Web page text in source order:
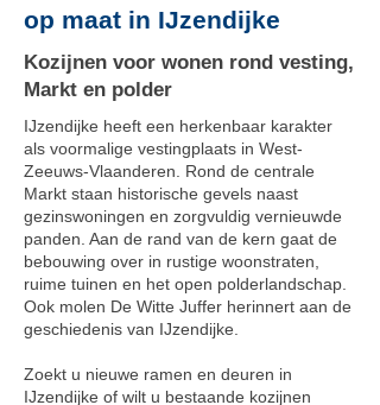
op maat in IJzendijke
Kozijnen voor wonen rond vesting,
Markt en polder
IJzendijke heeft een herkenbaar karakter
als voormalige vestingplaats in West-
Zeeuws-Vlaanderen. Rond de centrale
Markt staan historische gevels naast
gezinswoningen en zorgvuldig vernieuwde
panden. Aan de rand van de kern gaat de
bebouwing over in rustige woonstraten,
ruime tuinen en het open polderlandschap.
Ook molen De Witte Juffer herinnert aan de
geschiedenis van IJzendijke.
Zoekt u nieuwe ramen en deuren in
IJzendijke of wilt u bestaande kozijnen